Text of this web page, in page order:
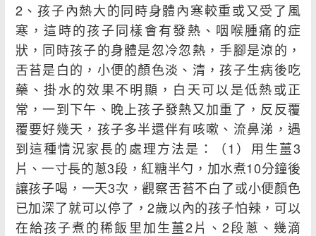
2、孩子內熱大的同時身體內寒較重或又受了風
寒，這時的孩子同樣會有發熱、咽喉腫痛的症
狀，同時孩子的身體是忽冷忽熱，手腳是涼的，
舌苔是白的，小便的顏色淡、清，孩子生病後吃
藥、掛水的效果不明顯，白天可以是低熱或正
常，一到下午、晚上孩子發熱又加重了，反反覆
覆要好幾天，孩子多半還伴有咳嗽、流鼻涕，遇
到這種情況家長的處理方法是：（1）用生薑3
片、一寸長的蔥3段，紅糖半勺，加水煮10分鐘後
讓孩子喝，一天3次，觀察舌苔不白了或小便顏色
已加深了就可以停了，2歲以內的孩子怕辣，可以
在給孩子煮的稀飯里加生薑2片、2段蔥、幾滴